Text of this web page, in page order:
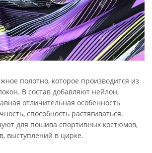
полотно, которое производится из
В состав добавляют нейлон,
отличительная особенность
способность растягиваться.
для пошива спортивных костюмов,
выступлений в цирке.